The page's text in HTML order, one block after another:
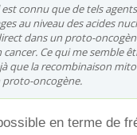
est connu que de tels
au niveau des acides
dans un proto-
Ce qui me semble
que la recombinaison
proto-oncogène.
en terme de